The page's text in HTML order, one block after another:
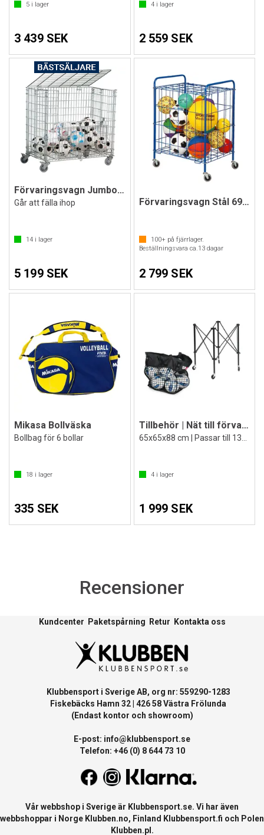
5 i lager
3 439 SEK
4i lager
2 559 SEK
Förvaringsvagn Jumbo XXL 100x104x62 cm
Går att fälla ihop
14 i lager
5 199 SEK
Förvaringsvagn Stål 69 x 94 x 53 cm
100+på fjärrlager.
Beställningsvara ca.13dagar
2 799 SEK
Mikasa Bollväska
Bollbag för 6 bollar
18 i lager
335 SEK
Tillbehör | Nät till förvaringsvagn
4i lager
1 999 SEK
Recensioner
Kundcenter Paketspårning Retur Kontakta oss
Klubbensport i Sverige AB, org nr: 559290-1283
Fiskebäcks Hamn 32 | 426 58 Västra Frölunda
(Endast kontor och showroom)
E-post: info@klubbensport.se
Telefon: +46 (0) 8 644 73 10
Vår webbshop i Sverige är Klubbensport.se. Vi har även
webbshoppar i Norge Klubben.no, Finland Klubbensport.fi och Polen
Klubben.pl .